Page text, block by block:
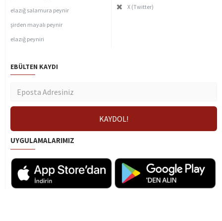
elazığ salamura peynir
şirden mayalı peynir
elazığ peyniri
X (Twitter)
EBÜLTEN KAYDI
UYGULAMALARIMIZ